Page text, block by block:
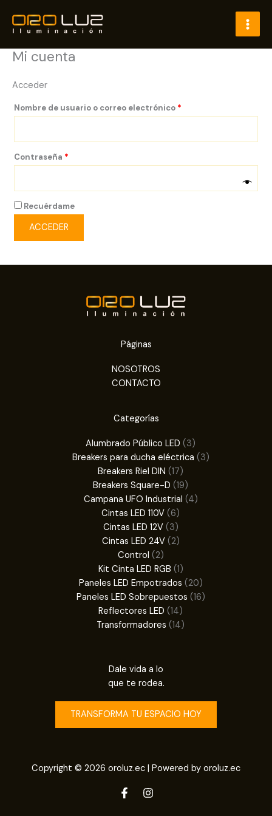
contenido
Mi cuenta
Acceder
Nombre de usuario o correo electrónico *
Contraseña *
Recuérdame
ACCEDER
Páginas
NOSOTROS
CONTACTO
Categorías
Alumbrado Público LED 33
productos
Breakers para ducha eléctrica 33
Breakers Riel DIN 1717
productos
Breakers Square-D 1919
productos
Campana UFO Industrial 44
Cintas LED 110V 66
productos
Cintas LED 12V 33
productos
Cintas LED 24V 22
Control 22
productos
Kit Cinta LED RGB 11
producto
Paneles LED Empotrados 2020
productos
Paneles LED Sobrepuestos 1616
Reflectores LED 1414
productos
Transformadores 1414
Dale vida a lo
que te rodea.
TRANSFORMA TU ESPACIO HOY
Copyright © 2026 oroluz.ec | Powered by oroluz.ec